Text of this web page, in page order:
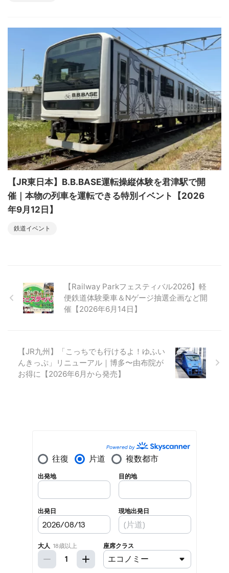
【JR東日本】B.B.BASE運転操縦体験を君津駅で開
催｜本物の列車を運転できる特別イベント【2026
年9月12日】
鉄道イベント
【Railway Parkフェスティバル2026】軽
便鉄道体験乗車＆Nゲージ抽選企画など開
催【2026年6月14日】
【JR九州】「こっちでも行けるよ！ゆふい
んきっぷ」リニューアル｜博多〜由布院が
お得に【2026年6月から発売】